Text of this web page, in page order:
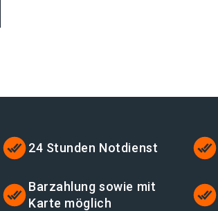
24 Stunden Notdienst
Barzahlung sowie mit
Karte möglich